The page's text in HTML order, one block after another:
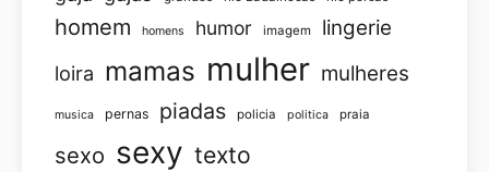
homem homens humor imagem lingerie
loira mamas mulher mulheres
musica pernas piadas policia politica praia
sexo sexy texto